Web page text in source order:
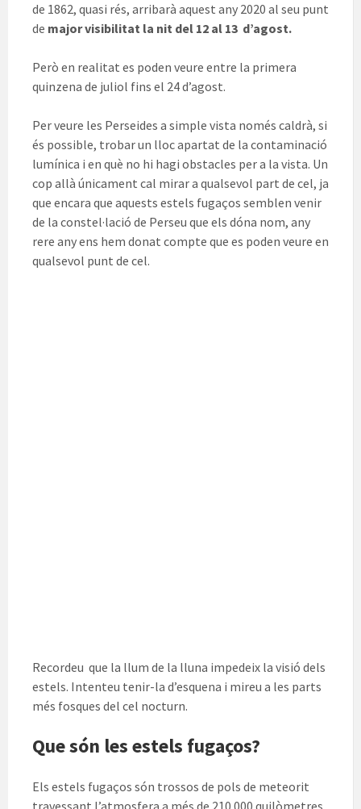
de 1862, quasi rés, arribarà aquest any 2020 al seu punt
de major visibilitat la nit del 12 al 13 d’agost.
Però en realitat es poden veure entre la primera
quinzena de juliol fins el 24 d’agost.
Per veure les Perseides a simple vista només caldrà, si
és possible, trobar un lloc apartat de la contaminació
lumínica i en què no hi hagi obstacles per a la vista. Un
cop allà únicament cal mirar a qualsevol part de cel, ja
que encara que aquests estels fugaços semblen venir
de la constel·lació de Perseu que els dóna nom, any
rere any ens hem donat compte que es poden veure en
qualsevol punt de cel.
Recordeu que la llum de la lluna impedeix la visió dels
estels. Intenteu tenir-la d’esquena i mireu a les parts
més fosques del cel nocturn.
Que són les estels fugaços?
Els estels fugaços són trossos de pols de meteorit